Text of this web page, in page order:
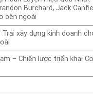
Burchard, Jack
bên ngoài
xây dựng kinh doanh
– Chiến lược triển khai